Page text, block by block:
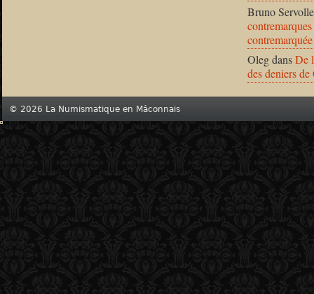
Bruno Servolle
OlegdansDe
des deniers
© 2026 La Numismatique en Mâconnais